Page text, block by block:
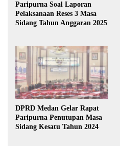
Paripurna Soal Laporan
Pelaksanaan Reses 3 Masa
Sidang Tahun Anggaran 2025
DPRD Medan Gelar Rapat
Paripurna Penutupan Masa
Sidang Kesatu Tahun 2024